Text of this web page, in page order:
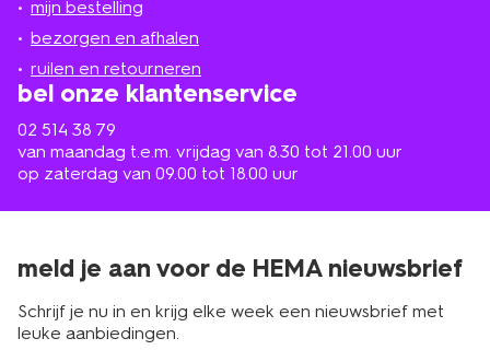
mijn bestelling
bezorgen en afhalen
ruilen en retourneren
bel onze klantenservice
02 514 38 79
van maandag t.e.m. vrijdag van 8.30 tot 21.00 uur
op zaterdag van 09.00 tot 18.00 uur
in
de
buurt
meld je aan voor de HEMA nieuwsbrief
Schrijf je nu in en krijg elke week een nieuwsbrief met
leuke aanbiedingen.